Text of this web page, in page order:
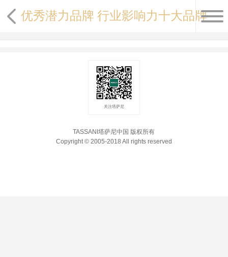
优秀潜力品牌 行业影响力十大品牌
关注塔萨尼
TASSANI塔萨尼中国 版权所有
Copyright © 2005-2018 All rights reserved